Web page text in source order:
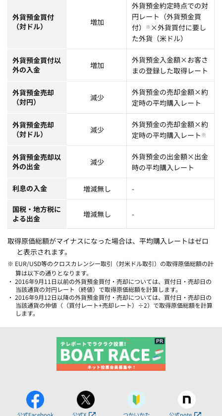
外貨預金買付
（対ドル）
増加
外貨預金約定時点での対
円レート（外貨預金買
付）
※ ×外貨買付に要し
た外貨（米ドル）
外貨預金買付以
外の入金
増加
外貨預金入金額×お客さ
まの登録した取得レート
外貨預金売却
（対円）
減少
外貨預金の売却金額×約
定時の平均購入レート
外貨預金売却
（対ドル）
減少
外貨預金の売却金額×約
定時の平均購入レート ※
外貨預金売却以
外の出金
減少
外貨預金の出金額×出金
時の平均購入レート
利息の入金 増減無し -
国税・地方税に
よる出金
増減無し -
取得原価総額がマイナスになった場合は、平均購入レートはゼロ
と表示されます。
※ EUR/USD等のクロスカレンシー取引（対米ドル取引）の取得原価総額の計
算は以下の通りとなります。
・ 2016年9月11日以前の外貨預金買付・売却については、買付日・売却日の
当該通貨の対円レート（終値）で取得原価総額を計算します。
・ 2016年9月12日以降の外貨預金買付・売却については、買付日・売却日の
当該通貨の仲値（（買付レート+売却レート）÷2）で取得原価総額を計算
します。